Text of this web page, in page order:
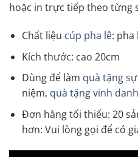
hoặc in trực tiếp theo từng
Chất liệu cúp pha lê: pha
Kích thước: cao 20cm
Dùng để làm quà tặng
niệm, quà tặng vinh danh
Đơn hàng tối thiểu: 20
hơn: Vui lòng gọi để có